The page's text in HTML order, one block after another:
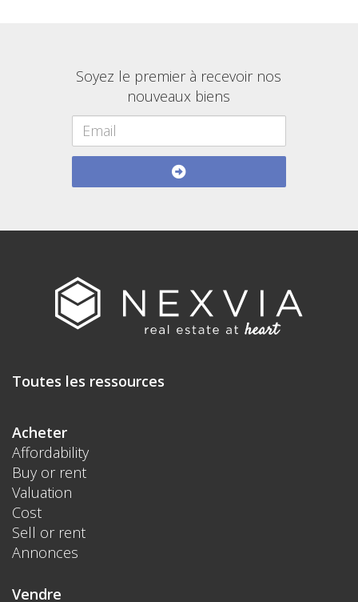
Soyez le premier à recevoir nos
nouveaux biens
Toutes les ressources
Acheter
Affordability
Buy or rent
Valuation
Cost
Sell or rent
Annonces
Vendre